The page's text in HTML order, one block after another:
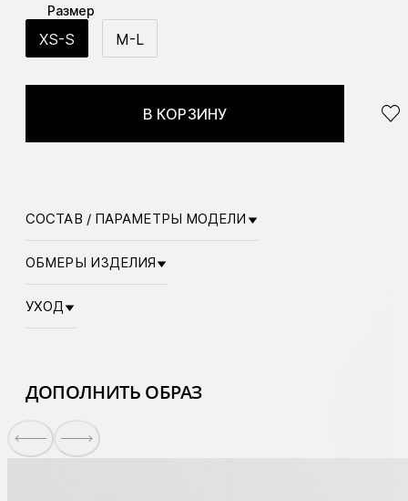
Размер
XS-S M-L
В КОРЗИНУ
СОСТАВ / ПАРАМЕТРЫ МОДЕЛИ
ОБМЕРЫ ИЗДЕЛИЯ
УХОД
ДОПОЛНИТЬ ОБРАЗ